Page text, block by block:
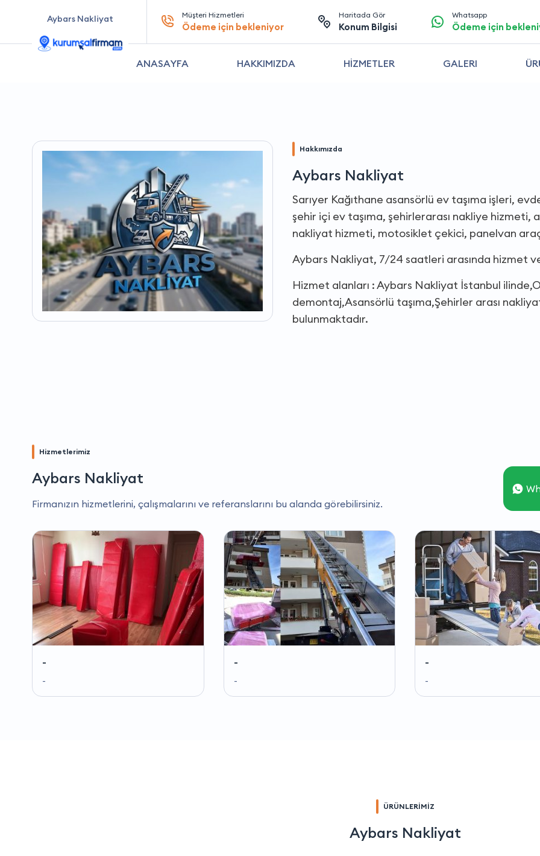
Aybars Nakliyat Müşteri Hizmetleri
Ödeme için bekleniyor
Haritada Gör
Konum Bilgisi
Whatsapp
Ödeme için
ANASAYFA HAKKIMIZDA HİZMETLER GALERI
Hakkımızda
Aybars Nakliyat
Sarıyer Kağıthane asansörlü ev taşıma işleri,
şehir içi ev taşıma, şehirlerarası nakliye
nakliyat hizmeti, motosiklet çekici, panelvan
Aybars Nakliyat, 7/24 saatleri arasında hizmet
Hizmet alanları : Aybars Nakliyat İstanbul
demontaj,Asansörlü taşıma,Şehirler arası
bulunmaktadır.
Hizmetlerimiz
Aybars Nakliyat
Firmanızın hizmetlerini, çalışmalarını ve referanslarını bu alanda görebilirsiniz.
-
-
-
-
-
-
ÜRÜNLERİMİZ
Aybars Nakliyat